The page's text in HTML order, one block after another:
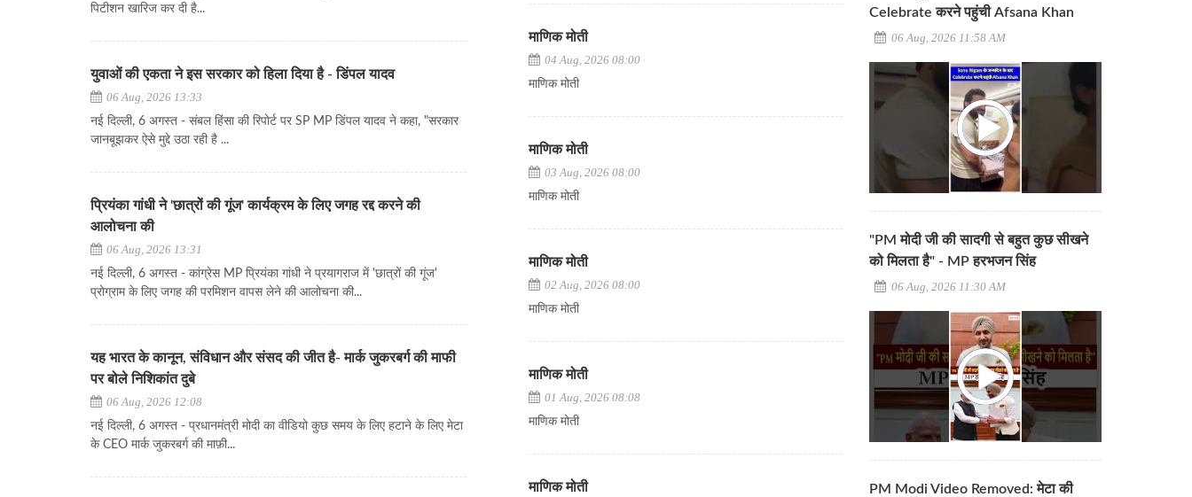
पिटीशन खारिज कर दी है...
युवाओं की एकता ने इस सरकार को हिला दिया है - डिंपल यादव
06 Aug, 2026 13:33
नई दिल्ली, 6 अगस्त - संबल हिंसा की रिपोर्ट पर SP MP डिंपल यादव ने कहा, "सरकार
जानबूझकर ऐसे मुद्दे उठा रही है ...
प्रियंका गांधी ने 'छात्रों की गूंज' कार्यक्रम के लिए जगह रद्द करने की
आलोचना की
06 Aug, 2026 13:31
नई दिल्ली, 6 अगस्त - कांग्रेस MP प्रियंका गांधी ने प्रयागराज में 'छात्रों की गूंज'
प्रोग्राम के लिए जगह की परमिशन वापस लेने की आलोचना की...
यह भारत के कानून, संविधान और संसद की जीत है- मार्क जुकरबर्ग की माफी
पर बोले निशिकांत दुबे
06 Aug, 2026 12:08
नई दिल्ली, 6 अगस्त - प्रधानमंत्री मोदी का वीडियो कुछ समय के लिए हटाने के लिए मेटा
के CEO मार्क जुकरबर्ग की माफ़ी...
माणिक मोती
04 Aug, 2026 08:00
माणिक मोती
माणिक मोती
03 Aug, 2026 08:00
माणिक मोती
माणिक मोती
02 Aug, 2026 08:00
माणिक मोती
माणिक मोती
01 Aug, 2026 08:08
माणिक मोती
माणिक मोती
Celebrate करने पहुंची Afsana Khan
06 Aug, 2026 11:58 AM
"PM मोदी जी की सादगी से बहुत कुछ सीखने
को मिलता है" - MP हरभजन सिंह
06 Aug, 2026 11:30 AM
PM Modi Video Removed: मेटा की